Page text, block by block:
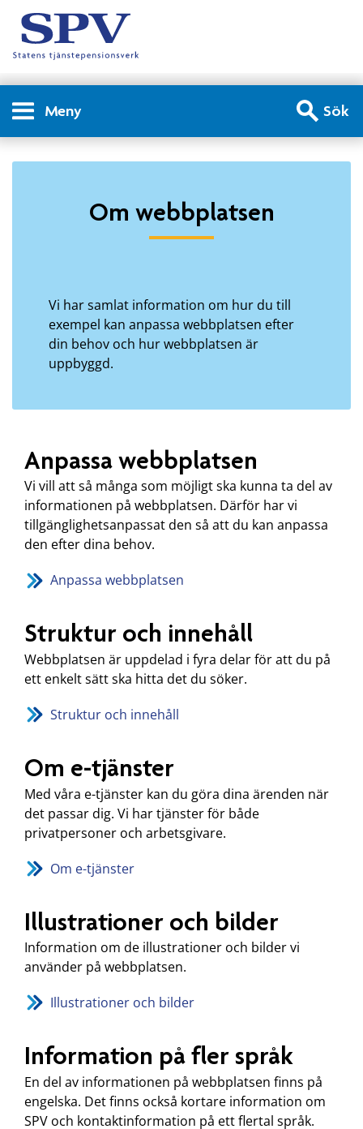
Meny Sök
Om webbplatsen
Vi har samlat information om hur du till
exempel kan anpassa webbplatsen efter
din behov och hur webbplatsen är
uppbyggd.
Anpassa webbplatsen
Vi vill att så många som möjligt ska kunna ta del av
informationen på webbplatsen. Därför har vi
tillgänglighetsanpassat den så att du kan anpassa
den efter dina behov.
Anpassa webbplatsen
Struktur och innehåll
Webbplatsen är uppdelad i fyra delar för att du på
ett enkelt sätt ska hitta det du söker.
Struktur och innehåll
Om e-tjänster
Med våra e-tjänster kan du göra dina ärenden när
det passar dig. Vi har tjänster för både
privatpersoner och arbetsgivare.
Om e-tjänster
Illustrationer och bilder
Information om de illustrationer och bilder vi
använder på webbplatsen.
Illustrationer och bilder
Information på fler språk
En del av informationen på webbplatsen finns på
engelska. Det finns också kortare information om
SPV och kontaktinformation på ett flertal språk.